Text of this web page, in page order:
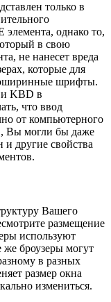
только в
однако то,
в свою
не нанесет вреда
которые для
шрифты.
и KBD в
что ввод
от компьютерного
Вы могли бы даже
другие свойства
Вашего
размещение
используют
броузеры могут
в разных
размер окна
измениться.